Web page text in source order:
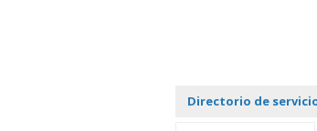
Directorio de